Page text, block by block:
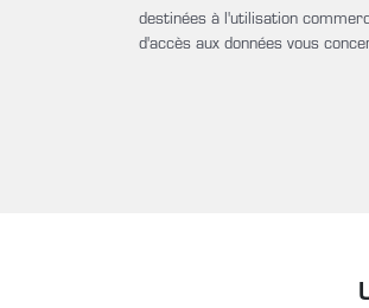
destinées à l'utilisation
d'accès aux données vous